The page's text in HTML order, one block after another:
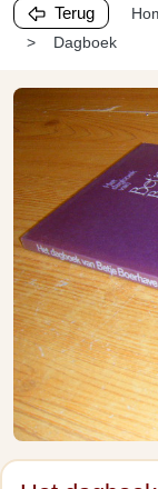
Terug
Dagboek